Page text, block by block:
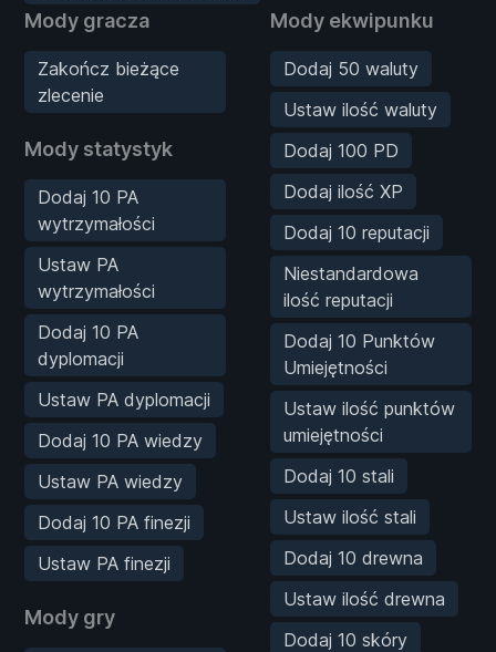
Mody gracza
Zakończ bieżące
zlecenie
Mody statystyk
Dodaj 10 PA
wytrzymałości
Ustaw PA
wytrzymałości
Dodaj 10 PA
dyplomacji
Ustaw PA dyplomacji
Dodaj 10 PA wiedzy
Ustaw PA wiedzy
Dodaj 10 PA finezji
Ustaw PA finezji
Mody gry
Mody ekwipunku
Dodaj 50 waluty
Ustaw ilość waluty
Dodaj 100 PD
Dodaj ilość XP
Dodaj 10 reputacji
Niestandardowa
ilość reputacji
Dodaj 10 Punktów
Umiejętności
Ustaw ilość punktów
umiejętności
Dodaj 10 stali
Ustaw ilość stali
Dodaj 10 drewna
Ustaw ilość drewna
Dodaj 10 skóry